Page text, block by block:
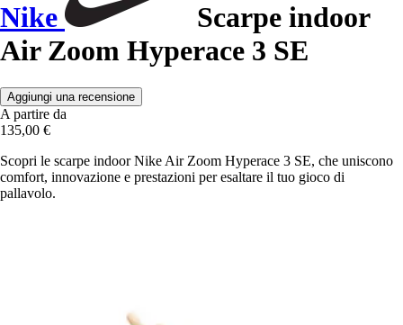
Nike
Scarpe indoor
Air Zoom Hyperace 3 SE
Aggiungi una recensione
A partire da
135,00 €
Scopri le scarpe indoor Nike Air Zoom Hyperace 3 SE, che uniscono
comfort, innovazione e prestazioni per esaltare il tuo gioco di
pallavolo.